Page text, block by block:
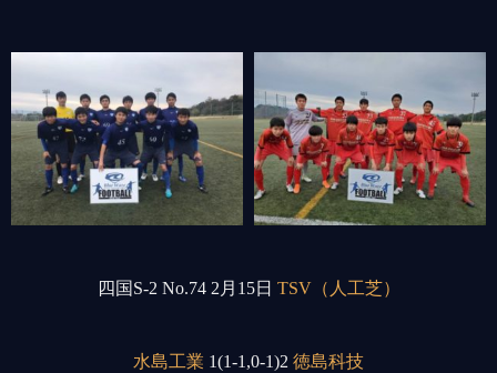
四国S-2 No.74 2月15日 TSV（人工芝）
水島工業 1(1-1,0-1)2 徳島科技